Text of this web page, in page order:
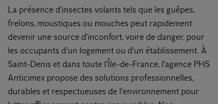
La présence d'insectes volants tels que les guêpes,
frelons, moustiques ou mouches peut rapidement
devenir une source d'inconfort, voire de danger, pour
les occupants d'un logement ou d'un établissement. À
Saint-Denis et dans toute l'Île-de-France, l'agence PHS
Anticimex propose des solutions professionnelles,
durables et respectueuses de l'environnement pour